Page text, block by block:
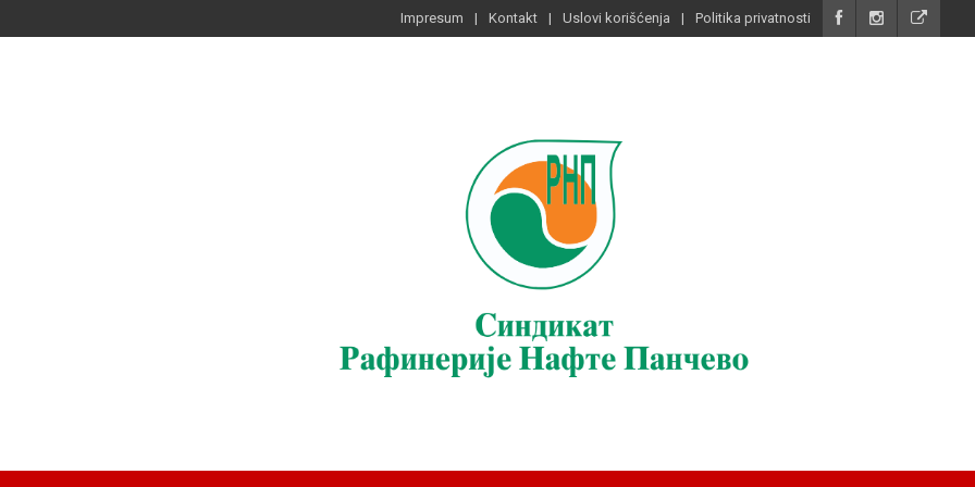
Impresum Kontakt Uslovi korišćenja Politika privatnosti